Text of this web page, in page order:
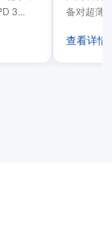
3...
备对超薄
查看详